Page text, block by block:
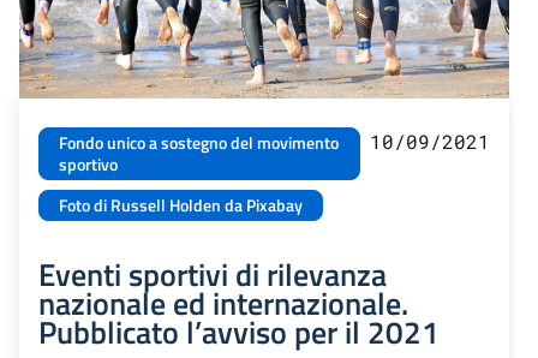
Fondo unico a sostegno del movimento
sportivo
Foto di Russell Holden da Pixabay
10/09/2021
Eventi sportivi di rilevanza
nazionale ed internazionale.
Pubblicato l’avviso per il 2021